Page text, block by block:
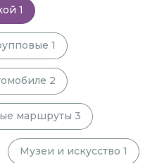
1
1
2
маршруты 3
Музеи и искусство 1